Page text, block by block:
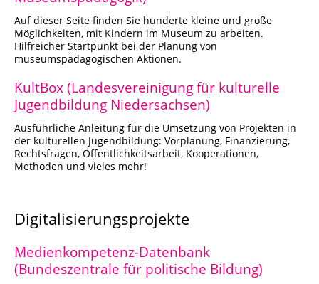
Auf dieser Seite finden Sie hunderte kleine und große
Möglichkeiten, mit Kindern im Museum zu arbeiten.
Hilfreicher Startpunkt bei der Planung von
museumspädagogischen Aktionen.
KultBox (Landesvereinigung für kulturelle
Jugendbildung Niedersachsen)
Ausführliche Anleitung für die Umsetzung von Projekten in
der kulturellen Jugendbildung: Vorplanung, Finanzierung,
Rechtsfragen, Öffentlichkeitsarbeit, Kooperationen,
Methoden und vieles mehr!
Digitalisierungsprojekte
Medienkompetenz-Datenbank
(Bundeszentrale für politische Bildung)